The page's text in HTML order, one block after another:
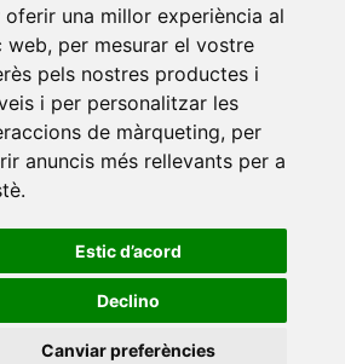
oferir una millor experiència al
web, per mesurar el vostre
pels nostres productes i
i per personalitzar les
de màrqueting, per
anuncis més rellevants per a
.
Estic d’acord
Declino
Canviar preferències
els actes i activitats que
Vives.
publicacions